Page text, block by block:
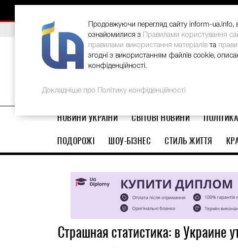
ВИБІР РЕДАКЦІЇ Як відновити потріскані п’яти вдома:
В Україні стартував ювілейний Global
НОВИНИ УКРАЇНИ СВІТОВІ НОВИНИ ПОЛІТИКА
ПОДОРОЖІ
ШОУ-БІЗНЕС СТИЛЬ ЖИТТЯ
Страшная статистика: в Украине
Продовжуючи перегляд сайту inform-ua.info,
ознайомилися з
Правилами користування
правилами використання матеріалів та
згодні з використанням файлів cookie,
конфіденційності.
Докладніше про Політику конфіденційності